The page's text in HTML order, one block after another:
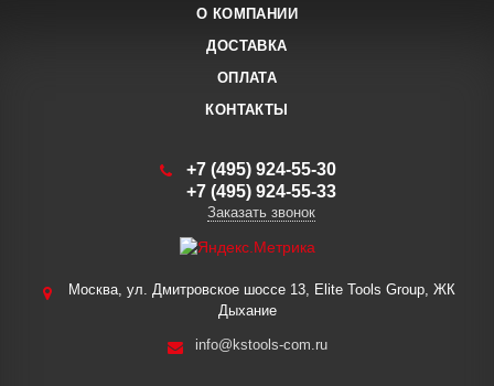
О КОМПАНИИ
ДОСТАВКА
ОПЛАТА
КОНТАКТЫ
+7 (495) 924-55-30
+7 (495) 924-55-33
Заказать звонок
Москва, ул. Дмитровское шоссе 13, Elite Tools Group, ЖК
Дыхание
info@kstools-com.ru